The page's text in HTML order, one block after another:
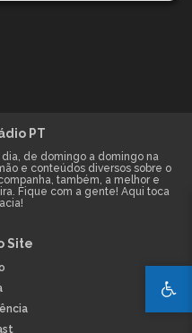
PT
dia, de domingo a domingo na
e conteúdos diversos sobre o
também, a melhor e
Fique com a gente! Aqui toca
Site